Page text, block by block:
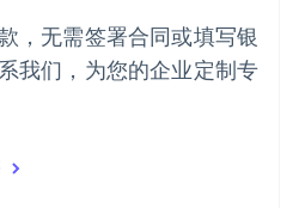
，无需签署合同或填写银
我们，为您的企业定制专